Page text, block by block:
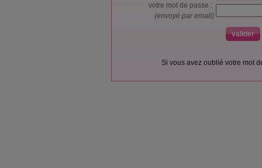
votre mot de passe :
(envoyé par email)
Si vous avez oublié votre mot